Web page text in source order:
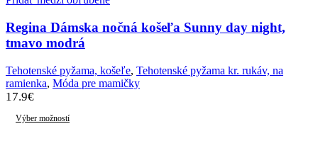
Regina Dámska nočná košeľa Sunny day night,
tmavo modrá
Tehotenské pyžama, košeľe, Tehotenské pyžama kr. rukáv, na
ramienka, Móda pre mamičky
17.9€
Výber možností